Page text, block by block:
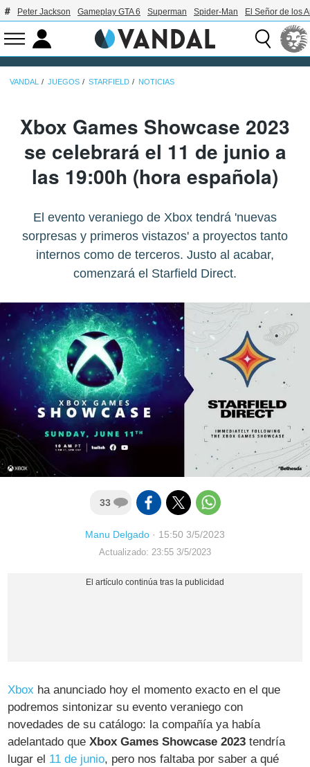
Peter Jackson Gameplay GTA 6 Superman Spider-Man El Señor de los
VANDAL JUEGOS STARFIELD NOTICIAS
Xbox Games Showcase 2023
se celebrará el 11 de junio a
las 19:00h (hora española)
El evento veraniego de Xbox tendrá 'nuevas
sorpresas y primeros vistazos' a proyectos tanto
internos como de terceros. Justo al acabar,
comenzará el Starfield Direct.
33
Manu Delgado · 15:50 3/5/2023
Actualizado: 23:55 3/5/2023
Xbox ha anunciado hoy el momento exacto en el que
podremos sintonizar su evento veraniego con
novedades de su catálogo: la compañía ya había
adelantado queXbox Games Showcase 2023 tendría
lugar el 11 de junio, pero nos faltaba por saber a qué